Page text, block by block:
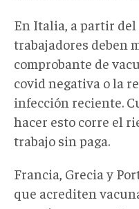
En Italia, a partir del
trabajadores deben
comprobante de
covid negativa o la
infección reciente.
hacer esto corre el
trabajo sin paga.
Francia, Grecia y
que acrediten